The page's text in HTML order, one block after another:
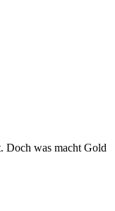
Doch was macht Gold